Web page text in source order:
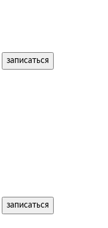
записаться
записаться